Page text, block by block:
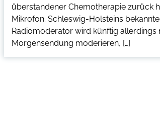
überstandener Chemotherapie zurück
Mikrofon. Schleswig-Holsteins
Radiomoderator wird künftig allerdings
Morgensendung moderieren, […]